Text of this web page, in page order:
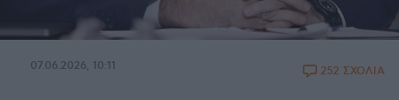
07.06.2026, 10:11 252 ΣΧΟΛΙΑ